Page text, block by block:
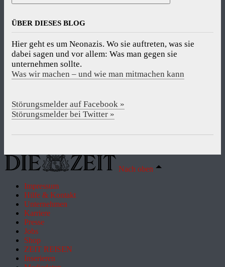
ÜBER DIESES BLOG
Hier geht es um Neonazis. Wo sie auftreten, was sie
dabei sagen und vor allem: Was man gegen sie
unternehmen sollte.
Was wir machen – und wie man mitmachen kann
Störungsmelder auf Facebook »
Störungsmelder bei Twitter »
Nach oben
Impressum
Hilfe & Kontakt
Unternehmen
Karriere
Presse
Jobs
Shop
ZEIT REISEN
Inserieren